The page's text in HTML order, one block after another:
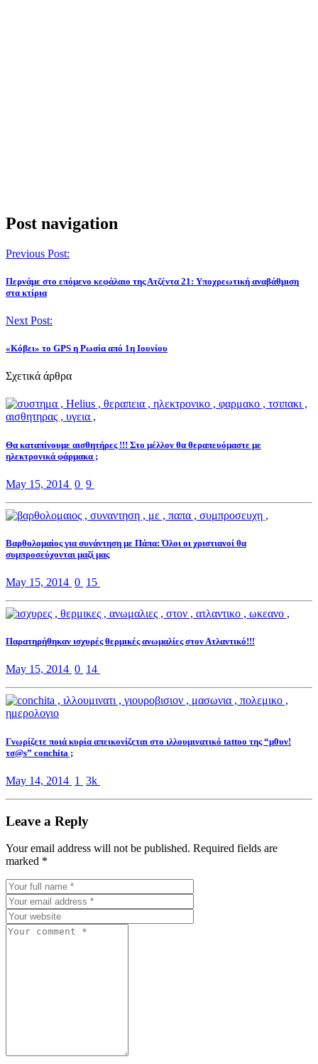
Post navigation
Previous Post:
Περνάμε στο επόμενο κεφάλαιο της Ατζέντα 21: Υποχρεωτική αναβάθμιση
στα κτίρια
Next Post:
«Κόβει» το GPS η Ρωσία από 1η Ιουνίου
Σχετικά άρθρα
Θα καταπίνουμε αισθητήρες !!! Στο μέλλον θα θεραπευόμαστε με
ηλεκτρονικά φάρμακα ;
May 15, 2014 0 9
Βαρθολομαίος για συνάντηση με Πάπα: Όλοι οι χριστιανοί θα
συμπροσεύχονται μαζί μας
May 15, 2014 0 15
Παρατηρήθηκαν ισχυρές θερμικές ανωμαλίες στον Ατλαντικό!!!
May 15, 2014 0 14
Γνωρίζετε ποιά κυρία απεικονίζεται στο ιλλουμινατικό tattoo της “μ0υν!
τσ@s” conchita ;
May 14, 2014 1 3k
Leave a Reply
Your email address will not be published. Required fields are
marked *